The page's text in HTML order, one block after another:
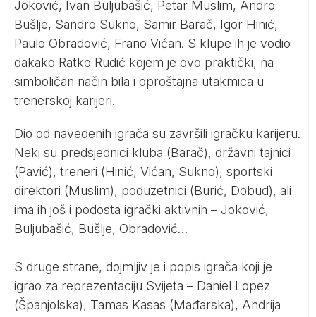
Joković, Ivan Buljubašić, Petar Muslim, Andro
Bušlje, Sandro Sukno, Samir Barač, Igor Hinić,
Paulo Obradović, Frano Vićan. S klupe ih je vodio
dakako Ratko Rudić kojem je ovo praktički, na
simboličan način bila i oproštajna utakmica u
trenerskoj karijeri.
Dio od navedenih igrača su završili igračku karijeru.
Neki su predsjednici kluba (Barač), državni tajnici
(Pavić), treneri (Hinić, Vićan, Sukno), sportski
direktori (Muslim), poduzetnici (Burić, Dobud), ali
ima ih još i podosta igrački aktivnih – Joković,
Buljubašić, Bušlje, Obradović…
S druge strane, dojmljiv je i popis igrača koji je
igrao za reprezentaciju Svijeta – Daniel Lopez
(Španjolska), Tamas Kasas (Mađarska), Andrija